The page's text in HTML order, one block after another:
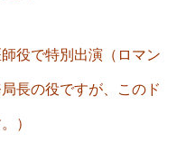
役で特別出演（ロマン
長の役ですが、このド
。）